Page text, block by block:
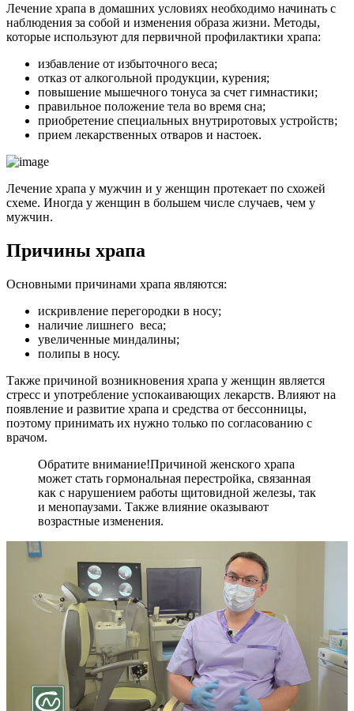
Лечение храпа в домашних условиях необходимо начинать с
наблюдения за собой и изменения образа жизни. Методы,
которые используют для первичной профилактики храпа:
избавление от избыточного веса;
отказ от алкогольной продукции, курения;
повышение мышечного тонуса за счет гимнастики;
правильное положение тела во время сна;
приобретение специальных внутриротовых устройств;
прием лекарственных отваров и настоек.
Лечение храпа у мужчин и у женщин протекает по схожей
схеме. Иногда у женщин в большем числе случаев, чем у
мужчин.
Причины храпа
Основными причинами храпа являются:
искривление перегородки в носу;
наличие лишнего веса;
увеличенные миндалины;
полипы в носу.
Также причиной возникновения храпа у женщин является
стресс и употребление успокаивающих лекарств. Влияют на
появление и развитие храпа и средства от бессонницы,
поэтому принимать их нужно только по согласованию с
врачом.
Обратите внимание!Причиной женского храпа
может стать гормональная перестройка, связанная
как с нарушением работы щитовидной железы, так
и менопаузами. Также влияние оказывают
возрастные изменения.